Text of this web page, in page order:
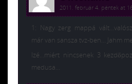
2011. február 4. péntek at
1: Nagy zerg mappá
már van sansza tvz-ben… Jahm
Izé…miért nincsenek 3
medusa…